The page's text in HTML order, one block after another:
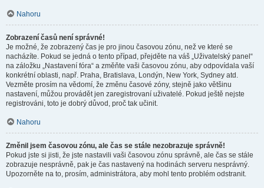
Nahoru
Zobrazení časů není správné!
Je možné, že zobrazený čas je pro jinou časovou zónu, než ve které se
nacházíte. Pokud se jedná o tento případ, přejděte na váš „Uživatelský panel“
na záložku „Nastavení fóra“ a změňte vaši časovou zónu, aby odpovídala vaší
konkrétní oblasti, např. Praha, Bratislava, Londýn, New York, Sydney atd.
Vezměte prosím na vědomí, že změnu časové zóny, stejně jako většinu
nastavení, můžou provádět jen zaregistrovaní uživatelé. Pokud ještě nejste
registrováni, toto je dobrý důvod, proč tak učinit.
Nahoru
Změnil jsem časovou zónu, ale čas se stále nezobrazuje správně!
Pokud jste si jisti, že jste nastavili vaši časovou zónu správně, ale čas se stále
zobrazuje nesprávně, pak je čas nastavený na hodinách serveru nesprávný.
Upozorněte na to, prosím, administrátora, aby mohl tento problém odstranit.